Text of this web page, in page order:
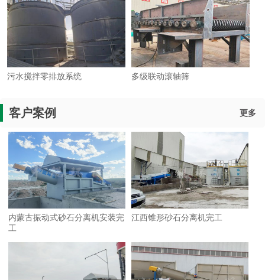
污水搅拌零排放系统 多级联动滚轴筛
客户案例 更多
内蒙古振动式砂石分离机安装完
工
江西锥形砂石分离机完工